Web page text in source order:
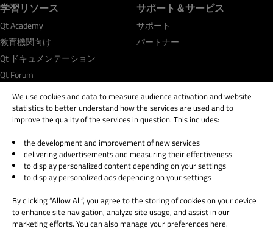
学習リソース
Qt Academy
教育機関向け
Qt ドキュメンテーション
Qt Forum
サポート＆サービス
サポート
パートナー
© 2026 The Qt Company
Legal Notice
Privacy and Cookie Policy
Trust Center
Cookie Settings
We use cookies and data to measure audience activation and website
statistics to better understand how the services are used and to
improve the quality of the services in question. This includes:
the development and improvement of new services
delivering advertisements and measuring their effectiveness
to display personalized content depending on your settings
to display personalized ads depending on your settings
By clicking “Allow All”, you agree to the storing of cookies on your device
to enhance site navigation, analyze site usage, and assist in our
marketing efforts. You can also manage your preferences here.